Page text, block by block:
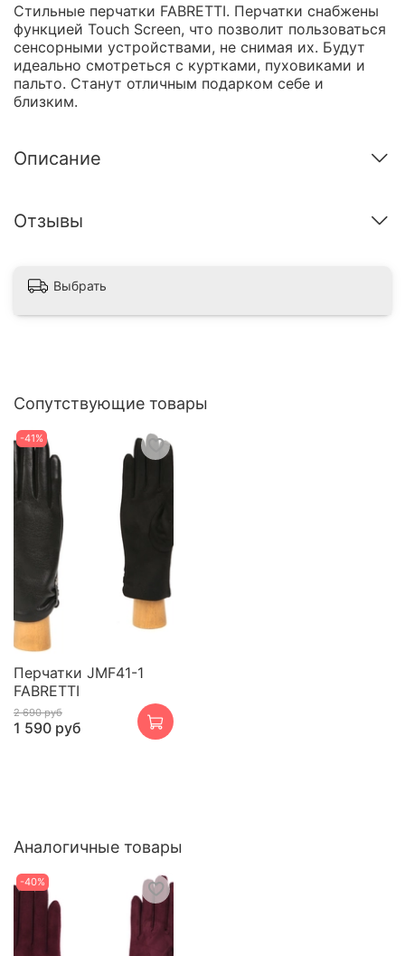
Стильные перчатки FABRETTI. Перчатки снабжены
функцией Touch Screen, что позволит пользоваться
сенсорными устройствами, не снимая их. Будут
идеально смотреться с куртками, пуховиками и
пальто. Станут отличным подарком себе и
близким.
Описание
Отзывы
Выбрать
Сопутствующие товары
-41%
Перчатки JMF41-1
FABRETTI
2 690 руб
1 590 руб
Аналогичные товары
-40%